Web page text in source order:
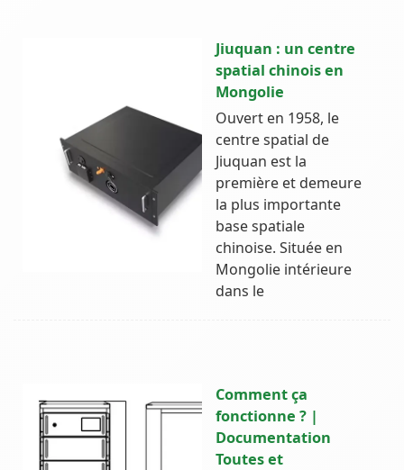
Jiuquan : un centre
spatial chinois en
Mongolie
Ouvert en 1958, le
centre spatial de
Jiuquan est la
première et demeure
la plus importante
base spatiale
chinoise. Située en
Mongolie intérieure
dans le
Comment ça
fonctionne ? |
Documentation
Toutes et